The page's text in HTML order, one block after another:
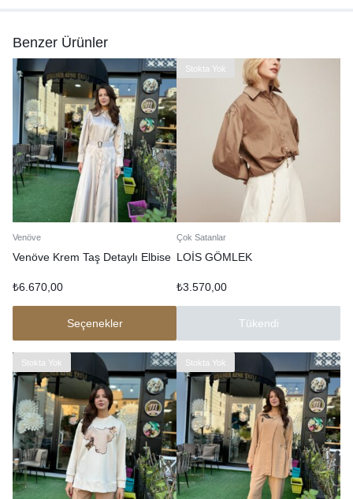
Benzer Ürünler
Venöve
Venöve Krem Taş Detaylı Elbise
₺6.670,00
Seçenekler
Stokta Yok
Çok Satanlar
LOİS GÖMLEK
₺3.570,00
Tükendi
Stokta Yok Stokta Yok